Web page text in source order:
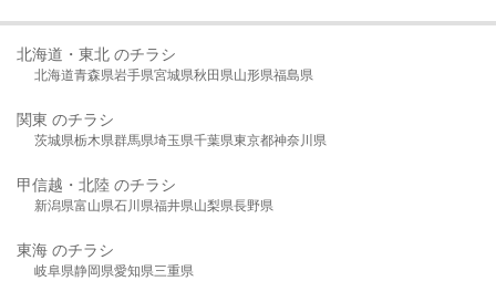
北海道・東北 のチラシ
北海道青森県岩手県宮城県秋田県山形県福島県
関東 のチラシ
茨城県栃木県群馬県埼玉県千葉県東京都神奈川県
甲信越・北陸 のチラシ
新潟県富山県石川県福井県山梨県長野県
東海 のチラシ
岐阜県静岡県愛知県三重県